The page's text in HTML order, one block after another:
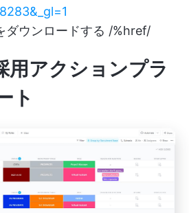
ダウンロードする /%href/
アクションプラ
ト